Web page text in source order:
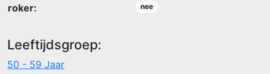
roker: nee
Leeftijdsgroep:
50 - 59 Jaar